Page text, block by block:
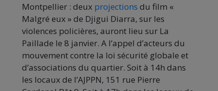
Montpellier : deux projections du film «
Malgré eux » de Djigui Diarra, sur les
violences policières, auront lieu sur La
Paillade le 8 janvier. A l’appel d’acteurs du
mouvement contre la loi sécurité globale et
d’associations du quartier. Soit à 14h dans
les locaux de l’AJPPN, 151 rue Pierre